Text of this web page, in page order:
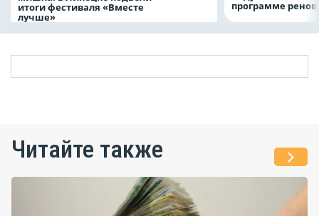
итоги фестиваля «Вместе
лучше»
программе
Читайте также